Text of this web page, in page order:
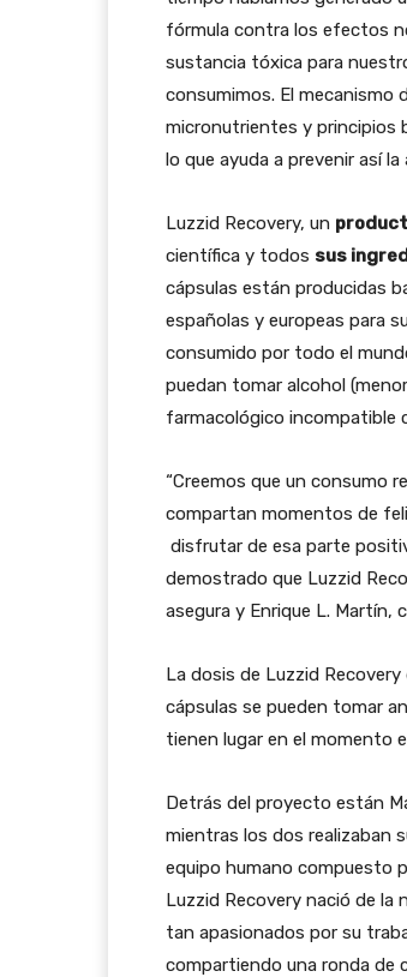
fórmula contra los efectos
sustancia tóxica para
consumimos. El mecanismo
micronutrientes y principios
lo que ayuda a prevenir así
Luzzid Recovery, un
científica y todos sus
cápsulas están producidas
españolas y europeas para
consumido por todo el
puedan tomar alcohol
farmacológico incompatible
“Creemos que un consumo
compartan momentos de
disfrutar de esa parte
demostrado que Luzzid
asegura y Enrique L. Martín,
La dosis de Luzzid
cápsulas se pueden tomar
tienen lugar en el momento
Detrás del proyecto están
mientras los dos realizaban
equipo humano compuesto
Luzzid Recovery nació de
tan apasionados por su
compartiendo una ronda de